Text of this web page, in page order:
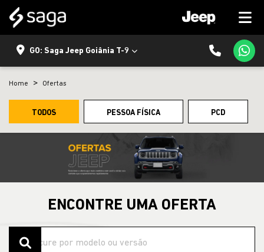
GO: Saga Jeep Goiânia T-9
Home Ofertas
TODOS PESSOA FÍSICA PCD
ENCONTRE UMA OFERTA